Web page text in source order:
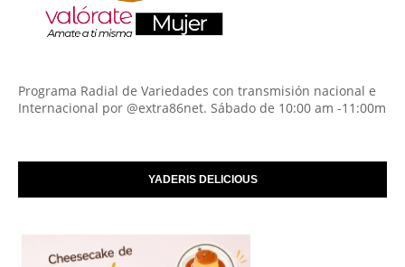
Programa Radial de Variedades con transmisión nacional e
Internacional por @extra86net. Sábado de 10:00 am -11:00m
YADERIS DELICIOUS